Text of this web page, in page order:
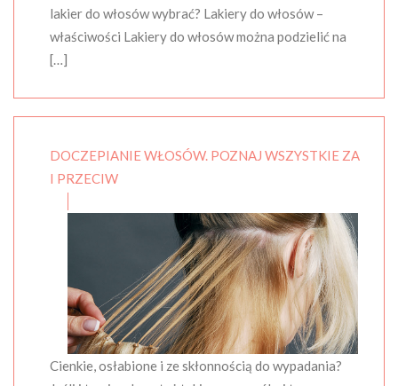
lakier do włosów wybrać? Lakiery do włosów –
właściwości Lakiery do włosów można podzielić na
[…]
DOCZEPIANIE WŁOSÓW. POZNAJ WSZYSTKIE ZA
I PRZECIW
Cienkie, osłabione i ze skłonnością do wypadania?